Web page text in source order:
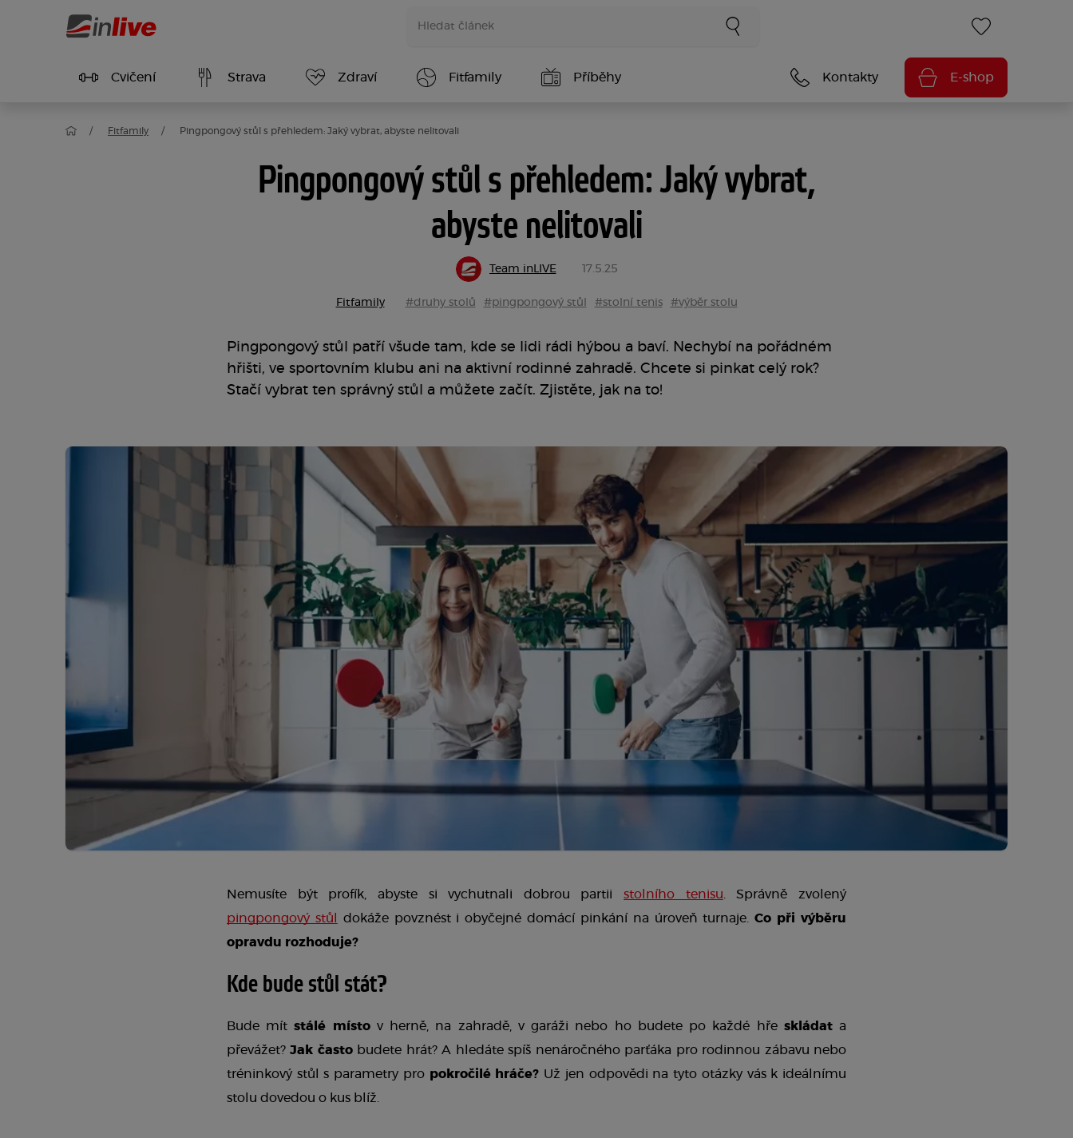
Cvičení Strava Zdraví Fitfamily Příběhy Kontakty E-shop
Fitfamily Pingpongový stůl s přehledem: Jaký vybrat, abyste nelitovali
Pingpongový stůl s přehledem: Jaký vybrat,
abyste nelitovali
Team inLIVE 17.5.25
Fitfamily #druhy stolů #pingpongový stůl #stolní tenis #výběr stolu
Pingpongový stůl patří všude tam, kde se lidi rádi hýbou a baví. Nechybí na pořádném
hřišti, ve sportovním klubu ani na aktivní rodinné zahradě. Chcete si pinkat celý rok?
Stačí vybrat ten správný stůl a můžete začít. Zjistěte, jak na to!
Nemusíte být profík, abyste si vychutnali dobrou partii stolního tenisu
pingpongový stůl
dokáže povznést i obyčejné domácí pinkání na úroveň turnaje. Co při výběru
opravdu rozhoduje?
Kde bude stůl stát?
Bude mít stálé místo v herně, na zahradě, v garáži nebo ho budete po každé hře skládat a
převážet? Jak často budete hrát? A hledáte spíš nenáročného parťáka pro rodinnou zábavu nebo
tréninkový stůl s parametry pro pokročilé hráče? Už jen odpovědi na tyto otázky vás k ideálnímu
stolu dovedou o kus blíž.